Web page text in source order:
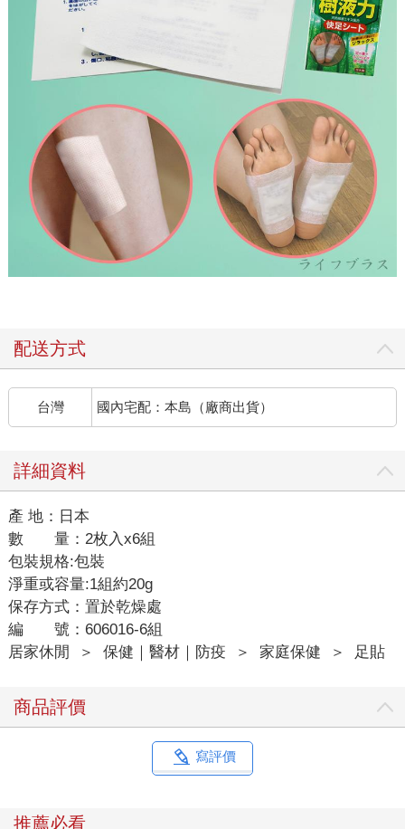
配送方式
台灣 國內宅配：本島（廠商出貨）
詳細資料
產 地：日本
數 量：2枚入x6組
包裝規格:包裝
淨重或容量:1組約20g
保存方式：置於乾燥處
編 號：606016-6組
居家休閒
＞ 保健｜醫材｜防疫 ＞ 家庭保健 ＞ 足貼
商品評價
寫評價
推薦必看